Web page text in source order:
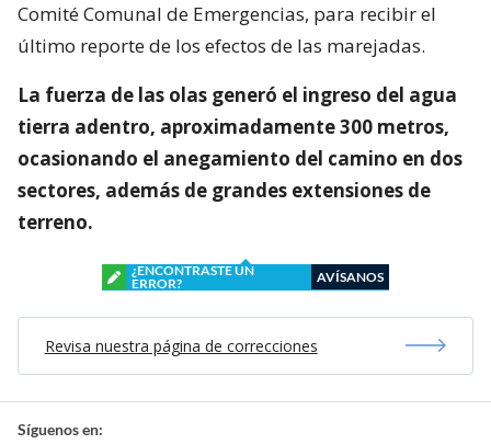
Comité Comunal de Emergencias, para recibir el
último reporte de los efectos de las marejadas.
La fuerza de las olas generó el ingreso del agua
tierra adentro, aproximadamente 300 metros,
ocasionando el anegamiento del camino en dos
sectores, además de grandes extensiones de
terreno.
¿ENCONTRASTE UN
ERROR?
AVÍSANOS
Revisa nuestra página de correcciones
Síguenos en: